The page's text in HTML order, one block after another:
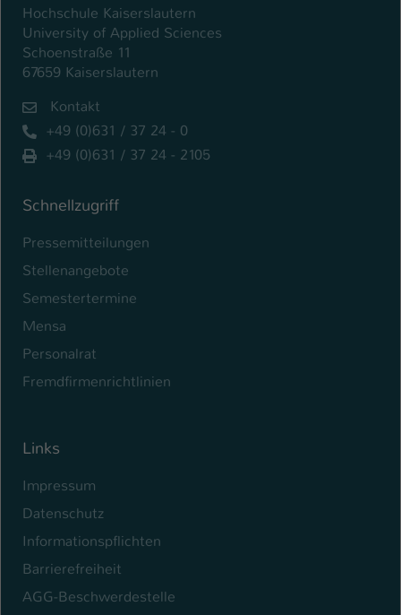
Hochschule Kaiserslautern
University of Applied Sciences
Schoenstraße 11
67659 Kaiserslautern
Kontakt
+49 (0)631 / 37 24 - 0
+49 (0)631 / 37 24 - 2105
Schnellzugriff
Pressemitteilungen
Stellenangebote
Semestertermine
Mensa
Personalrat
Fremdfirmenrichtlinien
Links
Impressum
Datenschutz
Informationspflichten
Barrierefreiheit
AGG-Beschwerdestelle